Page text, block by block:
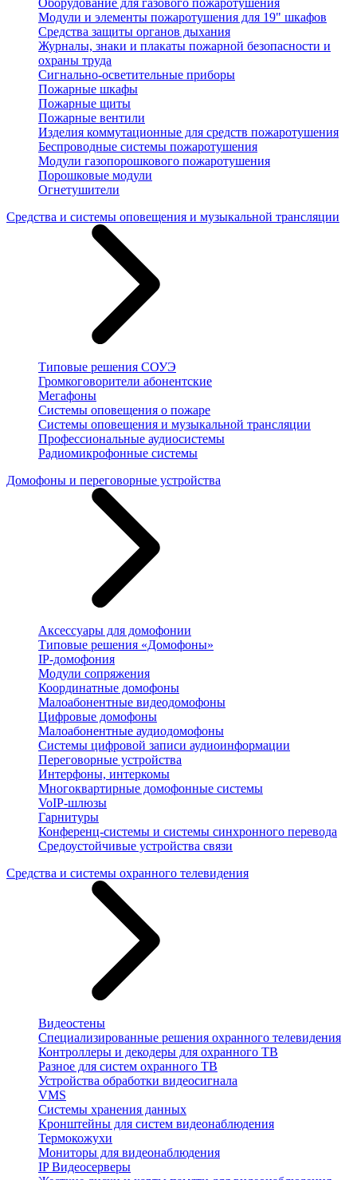
Оборудование для газового пожаротушения
Модули и элементы пожаротушения для 19" шкафов
Средства защиты органов дыхания
Журналы, знаки и плакаты пожарной безопасности и
охраны труда
Сигнально-осветительные приборы
Пожарные шкафы
Пожарные щиты
Пожарные вентили
Изделия коммутационные для средств пожаротушения
Беспроводные системы пожаротушения
Модули газопорошкового пожаротушения
Порошковые модули
Огнетушители
Средства и системы оповещения и музыкальной трансляции
Типовые решения СОУЭ
Громкоговорители абонентские
Мегафоны
Системы оповещения о пожаре
Системы оповещения и музыкальной трансляции
Профессиональные аудиосистемы
Радиомикрофонные системы
Домофоны и переговорные устройства
Аксессуары для домофонии
Типовые решения «Домофоны»
IP-домофония
Модули сопряжения
Координатные домофоны
Малоабонентные видеодомофоны
Цифровые домофоны
Малоабонентные аудиодомофоны
Системы цифровой записи аудиоинформации
Переговорные устройства
Интерфоны, интеркомы
Многоквартирные домофонные системы
VoIP-шлюзы
Гарнитуры
Конференц-системы и системы синхронного перевода
Средоустойчивые устройства связи
Средства и системы охранного телевидения
Видеостены
Специализированные решения охранного телевидения
Контроллеры и декодеры для охранного ТВ
Разное для систем охранного ТВ
Устройства обработки видеосигнала
VMS
Системы хранения данных
Кронштейны для систем видеонаблюдения
Термокожухи
Мониторы для видеонаблюдения
IP Видеосерверы